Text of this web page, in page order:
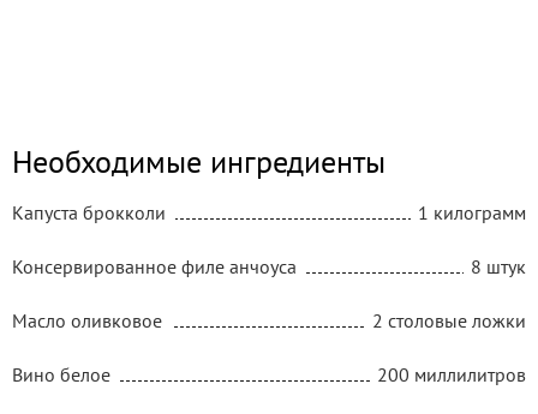
Необходимые ингредиенты
Капуста брокколи 1 килограмм
Консервированное филе анчоуса 8 штук
Масло оливковое 2 столовые ложки
Вино белое 200 миллилитров